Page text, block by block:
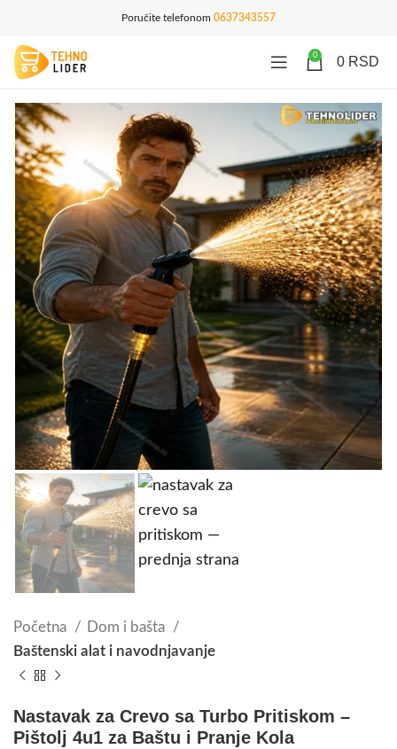
Poručite telefonom 0637343557
0 0 RSD
Početna
Dom i bašta
Baštenski alat i navodnjavanje
Nastavak za Crevo sa Turbo Pritiskom –
Pištolj 4u1 za Baštu i Pranje Kola